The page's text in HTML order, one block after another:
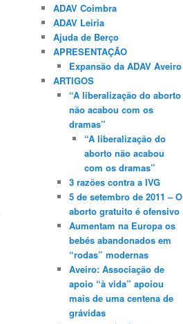
ADAV Coimbra
ADAV Leiria
Ajuda de Berço
APRESENTAÇÃO
Expansão da ADAV Aveiro
ARTIGOS
“A liberalização do aborto
não acabou com os
dramas”
“A liberalização do
aborto não acabou
com os dramas”
3 razões contra a IVG
5 de setembro de 2011 – O
aborto gratuito é ofensivo
Aumentam na Europa os
bebés abandonados em
“rodas” modernas
Aveiro: Associação de
apoio “à vida” apoiou
mais de uma centena de
grávidas